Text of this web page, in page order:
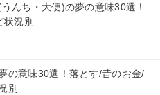
うんち・大便)の夢の意味30選！
状況別
の意味30選！落とす/昔のお金/
別